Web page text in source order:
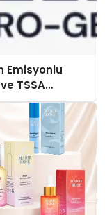
Emisyonlu
TSSA